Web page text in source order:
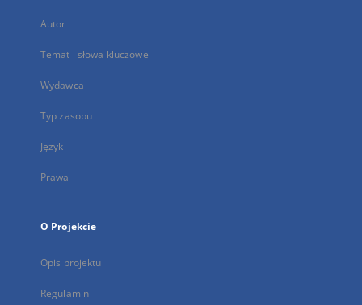
Autor
Temat i słowa kluczowe
Wydawca
Typ zasobu
Język
Prawa
O Projekcie
Opis projektu
Regulamin